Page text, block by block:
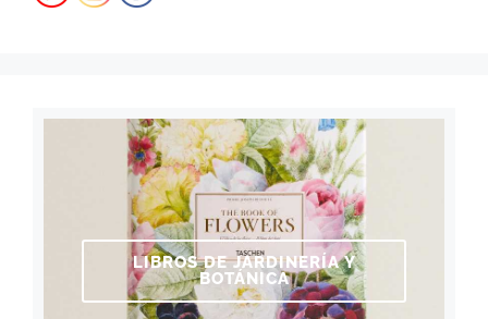
LIBROS DE JARDINERÍA Y
BOTÁNICA